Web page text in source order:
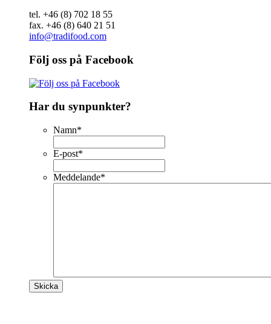
tel. +46 (8) 702 18 55
fax. +46 (8) 640 21 51
info@tradifood.com
Följ oss på Facebook
Har du synpunkter?
Namn*
E-post*
Meddelande*